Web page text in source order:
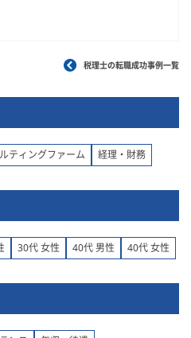
税理士の転職成功事例一覧
ティングファーム 経理・財務
30代 女性 40代 男性 40代 女性